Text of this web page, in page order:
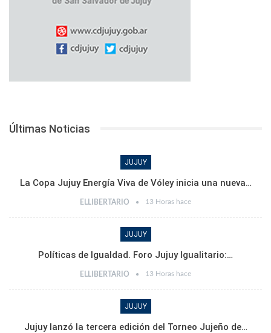
Últimas Noticias
JUJUY
La Copa Jujuy Energía Viva de Vóley inicia una nueva…
ELLIBERTARIO 13 Horas hace
JUJUY
Políticas de Igualdad. Foro Jujuy Igualitario:…
ELLIBERTARIO 13 Horas hace
JUJUY
Jujuy lanzó la tercera edición del Torneo Jujeño de…